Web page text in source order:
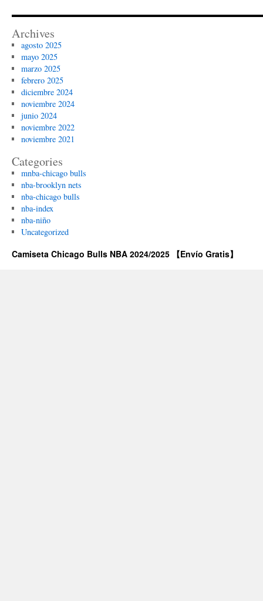
Archives
agosto 2025
mayo 2025
marzo 2025
febrero 2025
diciembre 2024
noviembre 2024
junio 2024
noviembre 2022
noviembre 2021
Categories
mnba-chicago bulls
nba-brooklyn nets
nba-chicago bulls
nba-index
nba-niño
Uncategorized
Camiseta Chicago Bulls NBA 2024/2025 【Envío Gratis】